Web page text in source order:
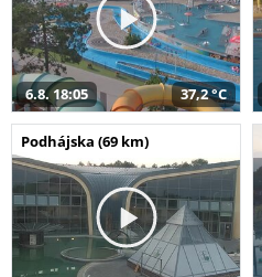
6.8. 18:05 37,2 °C
Podhájska (69 km)